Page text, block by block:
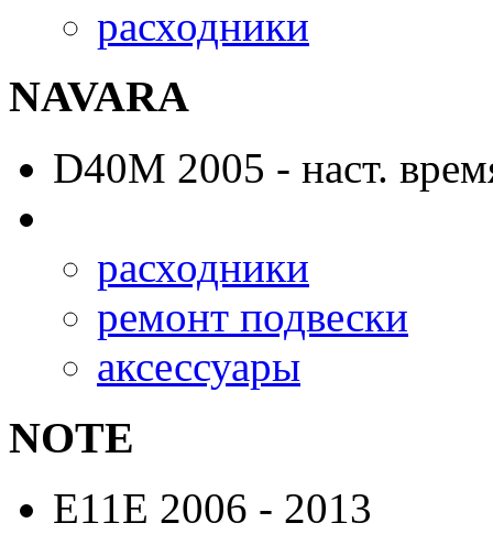
расходники
NAVARA
D40M 2005 - наст.
расходники
ремонт подвески
аксессуары
NOTE
E11E 2006 - 2013